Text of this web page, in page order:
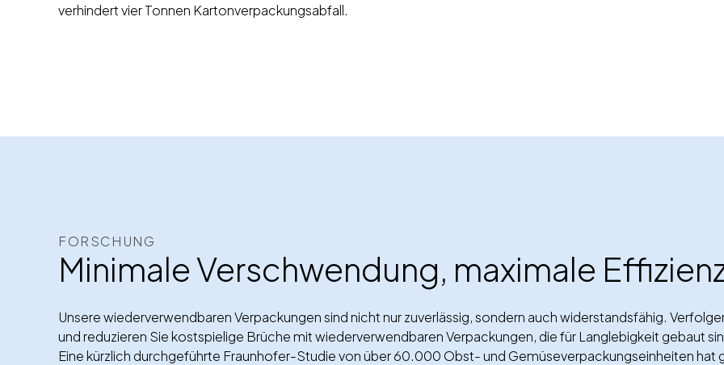
verhindert vier Tonnen Kartonverpackungsabfall.
FORSCHUNG
Minimale Verschwendung, maximale
Unsere wiederverwendbaren Verpackungen sind nicht nur zuverlässig, sondern auch widerstandsfähig.
und reduzieren Sie kostspielige Brüche mit wiederverwendbaren Verpackungen, die für Langlebigkeit gebaut
Eine kürzlich durchgeführte Fraunhofer-Studie von über 60.000 Obst- und Gemüseverpackungseinheiten hat